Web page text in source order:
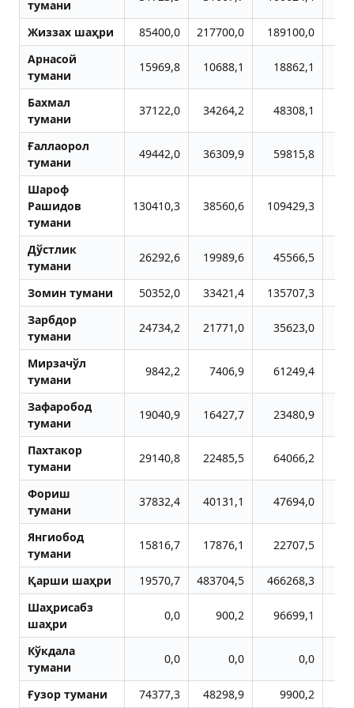
тумани
Жиззах шаҳри 85400,0 217700,0 189100,0
Aрнасой
тумани
15969,8 10688,1 18862,1
Бахмал
тумани
37122,0 34264,2 48308,1
Ғаллаорол
тумани
49442,0 36309,9 59815,8
Шароф
Рашидов
тумани
130410,3 38560,6 109429,3
Дўстлик
тумани
26292,6 19989,6 45566,5
Зомин тумани 50352,0 33421,4 135707,3
Зарбдор
тумани
24734,2 21771,0 35623,0
Мирзачўл
тумани
9842,2 7406,9 61249,4
Зафаробод
тумани
19040,9 16427,7 23480,9
Пахтакор
тумани
29140,8 22485,5 64066,2
Фориш
тумани
37832,4 40131,1 47694,0
Янгиобод
тумани
15816,7 17876,1 22707,5
Қарши шаҳри 19570,7 483704,5
466268,3
Шаҳрисабз
шаҳри
0,0 900,2 96699,1
Кўкдала
тумани
0,0 0,0 0,0
Ғузор тумани 74377,3 48298,9 9900,2